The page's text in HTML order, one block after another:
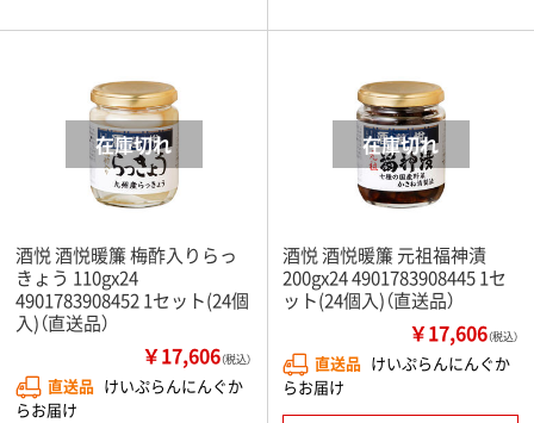
酒悦 酒悦暖簾 梅酢入りらっ
きょう 110gx24
4901783908452 1セット(24個
入)（直送品）
￥17,606（税込）
直送品 けいぷらんにんぐか
らお届け
酒悦 酒悦暖簾 元祖福神漬
200gx24 4901783908445 1セ
ット(24個入)（直送品）
￥17,606（税込）
直送品 けいぷらんにんぐか
らお届け